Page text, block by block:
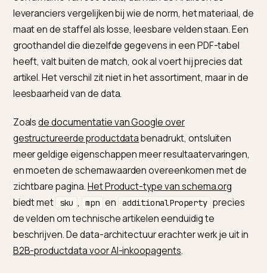
Staffelprijzen
Pas zichtbaar
na login
Prijslogica en
leesbaar maken
Beschikbaarheid
Statisch of
onduidelijk
Realtime
HTML en schema
compatibiliteit
ontbrekend
Een voorbeeld maakt het concreet. Vraagt een
of zijn agent, om een DIN-genormde bout M8 in RVS
een afname van 500 stuks, dan kan de AI alleen de
leveranciers vergelijken bij wie de norm, het
maat en de staffel als losse, leesbare velden staan.
groothandel die diezelfde gegevens in een PDF-tabel
heeft, valt buiten de match, ook al voert hij precies